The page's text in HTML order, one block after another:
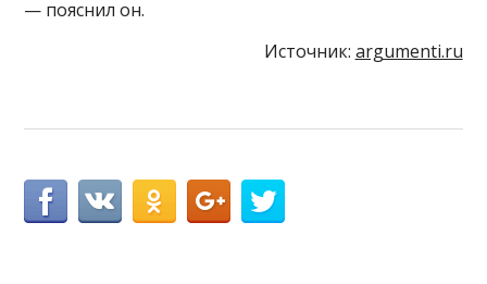
— пояснил он.
Источник: argumenti.ru